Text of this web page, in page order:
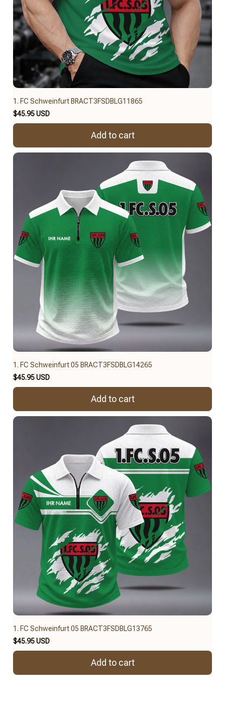
1. FC Schweinfurt BRACT3FSDBLG11865
$45.95 USD
Add to cart
1. FC Schweinfurt 05 BRACT3FSDBLG14265
$45.95 USD
Add to cart
1. FC Schweinfurt 05 BRACT3FSDBLG13765
$45.95 USD
Add to cart